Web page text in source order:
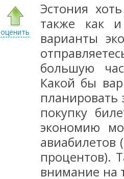
оценить
Эстония
также как
варианты
большую
Какой бы
планировать
покупку
экономию
авиабилетов
процентов).
внимание на